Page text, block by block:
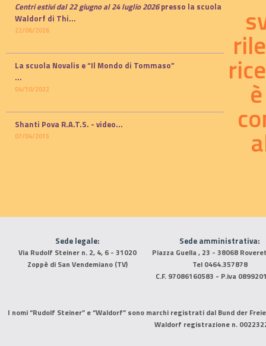
Centri estivi dal 22 giugno al 24 luglio 2026presso la scuola
Waldorf di Thi...
22/06/2026
La scuola Novalis e “Il Mondo di Tommaso”
...
04/10/2022
Shanti Pova R.A.T.S. - video...
07/04/2015
Sede legale:
Via Rudolf Steiner n. 2, 4, 6 - 31020
Zoppè di San Vendemiano (TV)
Sede amministrativa:
Piazza Guella , 23 - 38068
Tel 0464.357878
C.F. 97086160583 - P.iva
I nomi “Rudolf Steiner” e “Waldorf” sono marchi registrati dal Bund der
Waldorf registrazione n.